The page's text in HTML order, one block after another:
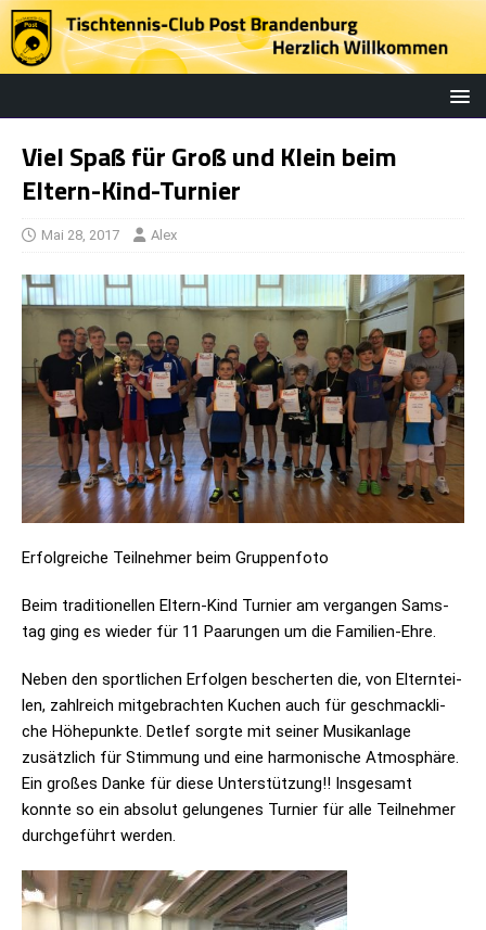
Viel Spaß für Groß und Klein beim
Eltern-Kind-Turnier
Mai 28, 2017 Alex
Erfolg­rei­che Teil­neh­mer beim Gruppenfoto
Beim tra­di­tio­nel­len Eltern-Kind Tur­nier am ver­gan­gen Sams­
tag ging es wie­der für 11 Paa­run­gen um die Familien-Ehre.
Neben den sport­li­chen Erfol­gen bescher­ten die, von Eltern­tei­
len, zahl­reich mit­ge­brach­ten Kuchen auch für geschmack­li­
che Höhe­punkte. Det­lef sorgte mit sei­ner Musik­an­lage
zusätz­lich für Stim­mung und eine har­mo­ni­sche Atmo­sphäre.
Ein gro­ßes Danke für diese Unter­stüt­zung!! Ins­ge­samt
konnte so ein abso­lut gelun­ge­nes Tur­nier für alle Teil­neh­mer
durch­ge­führt werden.